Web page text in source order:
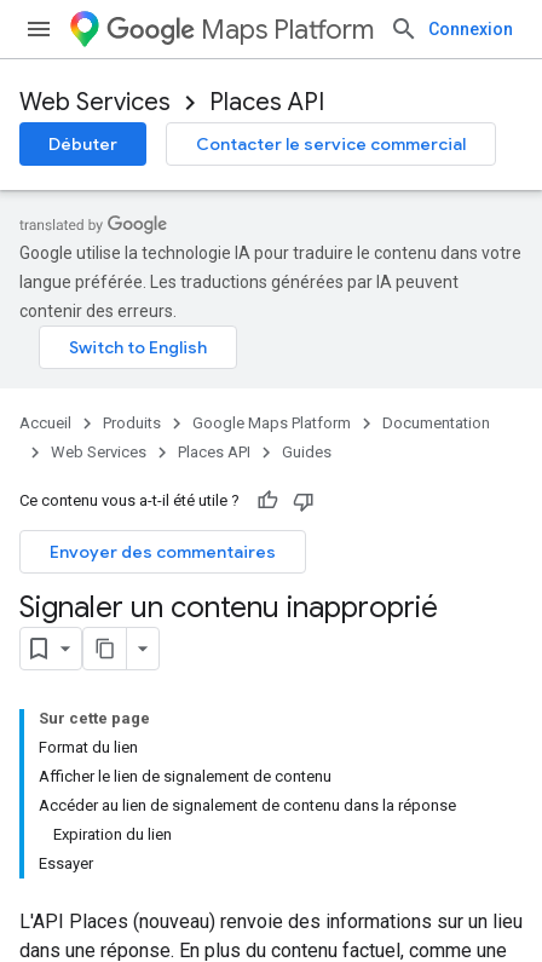
Maps Platform Connexion
Web Services Places API
Débuter Contacter le service commercial
Google utilise la technologie IA pour traduire le contenu dans votre
langue préférée. Les traductions générées par IA peuvent
contenir des erreurs.
Accueil Produits Google Maps Platform
Documentation
Web Services
Places API Guides
Ce contenu vous a-t-il été utile ?
Envoyer des commentaires
Signaler un contenu inapproprié
Sur cette page
Format du lien
Afficher le lien de signalement de contenu
Accéder au lien de signalement de contenu dans la réponse
Expiration du lien
Essayer
L'API Places (nouveau) renvoie des informations sur un lieu
dans une réponse. En plus du contenu factuel, comme une